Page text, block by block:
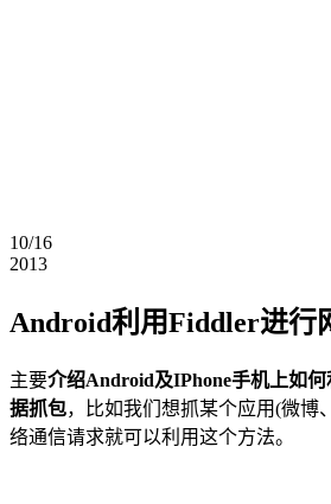
10/16
2013
Android利用Fiddler进行
主要介绍Android及IPhone手机上如
据抓包，比如我们想抓某个应用(微博
络通信请求就可以利用这个方法。